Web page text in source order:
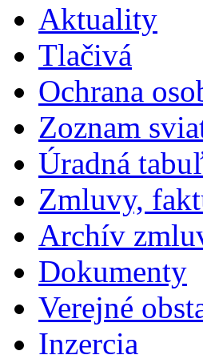
Aktuality
Tlačivá
Ochrana
Zoznam
Úradná
Zmluvy,
Archív
Dokumenty
Verejné
Inzercia